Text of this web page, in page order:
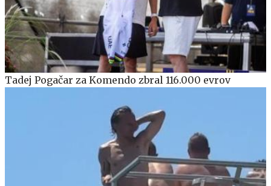
Tadej Pogačar za Komendo zbral 116.000 evrov